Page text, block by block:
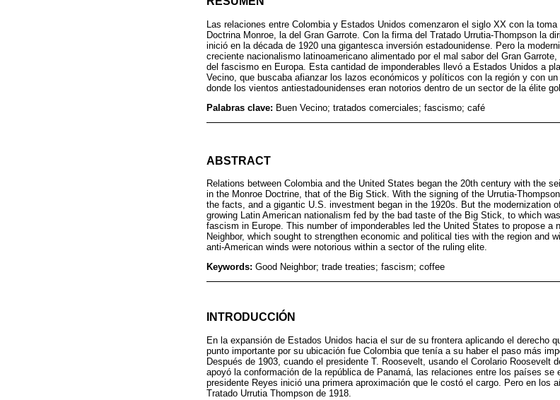
Las relaciones entre Colombia y Estados Unidos comenzaron el siglo XX con la
Doctrina Monroe, la del Gran Garrote. Con la firma del Tratado Urrutia-Thompson la
inició en la década de 1920 una gigantesca inversión estadounidense. Pero la
creciente nacionalismo latinoamericano alimentado por el mal sabor del Gran
del fascismo en Europa. Esta cantidad de imponderables llevó a Estados Unidos a
Vecino, que buscaba afianzar los lazos económicos y políticos con la región y con un
donde los vientos antiestadounidenses eran notorios dentro de un sector de la élite
Palabras clave: Buen Vecino; tratados comerciales; fascismo; café
ABSTRACT
Relations between Colombia and the United States began the 20th century with the
in the Monroe Doctrine, that of the Big Stick. With the signing of the Urrutia-
the facts, and a gigantic U.S. investment began in the 1920s. But the modernization
growing Latin American nationalism fed by the bad taste of the Big Stick, to which
fascism in Europe. This number of imponderables led the United States to propose a
Neighbor, which sought to strengthen economic and political ties with the region and
anti-American winds were notorious within a sector of the ruling elite.
Keywords: Good Neighbor; trade treaties; fascism; coffee
INTRODUCCIÓN
En la expansión de Estados Unidos hacia el sur de su frontera aplicando el derecho
punto importante por su ubicación fue Colombia que tenía a su haber el paso más
Después de 1903, cuando el presidente T. Roosevelt, usando el Corolario Roosevelt
apoyó la conformación de la república de Panamá, las relaciones entre los países se
presidente Reyes inició una primera aproximación que le costó el cargo. Pero en los
Tratado Urrutia Thompson de 1918.